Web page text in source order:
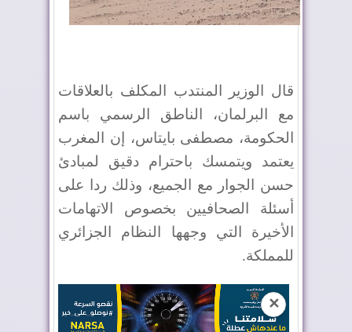
قال الوزير المنتدب المكلف بالعلاقات
مع البرلمان، الناطق الرسمي باسم
الحكومة، مصطفى بايتاس، إن المغرب
يعتمد ويتمسك باحترام دقيق لمبادئ
حسن الجوار مع الجميع، وذلك ردا على
أسئلة الصحافيين بخصوص الاتهامات
الأخيرة التي وجهها النظام الجزائري
للمملكة.
✕